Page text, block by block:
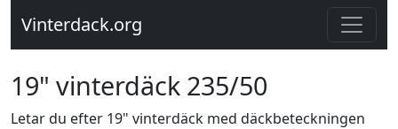
Vinterdack.org
19" vinterdäck 235/50
Letar du efter 19" vinterdäck med däckbeteckningen